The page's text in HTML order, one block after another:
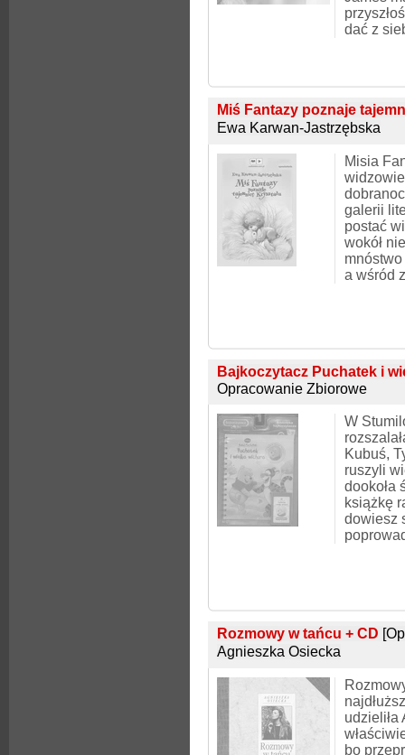
dać z
Miś Fantazy poznaje
Ewa Karwan-Jastrzębska
Misia
galerii
postać
wokół
a wśród
Bajkoczytacz Puchatek i
Opracowanie Zbiorowe
W
Kubuś,
ruszyli
dookoła
książkę
dowiesz
Rozmowy w tańcu + CD
Agnieszka Osiecka
udzieliła
bo